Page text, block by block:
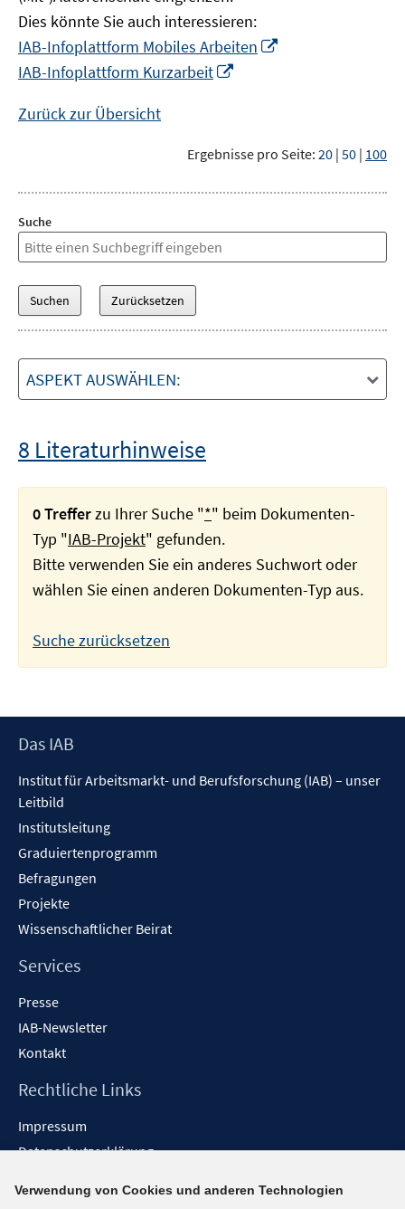
Dies könnte Sie auch interessieren:
IAB-Infoplattform Mobiles Arbeiten
IAB-Infoplattform Kurzarbeit
Zurück zur Übersicht
Ergebnisse pro Seite: 20 | 50 | 100
Suche
ASPEKT AUSWÄHLEN:
8 Literaturhinweise
0 Trefferzu Ihrer Suche "*" beim Dokumenten-
Typ "IAB-Projekt" gefunden.
Bitte verwenden Sie ein anderes Suchwort oder
wählen Sie einen anderen Dokumenten-Typ aus.
Suche zurücksetzen
Footer
Das IAB
Institut für Arbeitsmarkt- und Berufsforschung (IAB) – unser
Leitbild
Institutsleitung
Graduiertenprogramm
Befragungen
Projekte
Wissenschaftlicher Beirat
Services
Presse
IAB-Newsletter
Kontakt
Rechtliche Links
Impressum
Datenschutzerklärung
Barrieren melden
Verwendung von Cookies und anderen Technologien